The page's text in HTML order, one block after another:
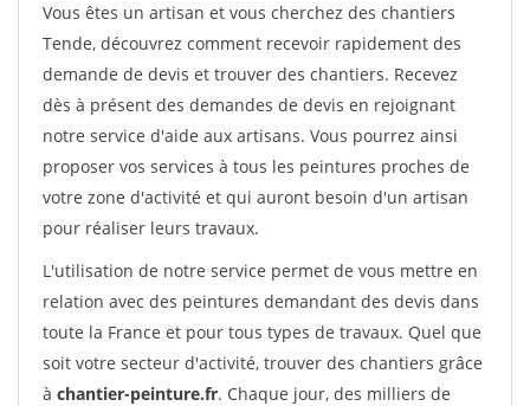
Vous êtes un artisan et vous cherchez des chantiers
Tende, découvrez comment recevoir rapidement des
demande de devis et trouver des chantiers. Recevez
dès à présent des demandes de devis en rejoignant
notre service d'aide aux artisans. Vous pourrez ainsi
proposer vos services à tous les peintures proches de
votre zone d'activité et qui auront besoin d'un artisan
pour réaliser leurs travaux.
L'utilisation de notre service permet de vous mettre en
relation avec des peintures demandant des devis dans
toute la France et pour tous types de travaux. Quel que
soit votre secteur d'activité, trouver des chantiers grâce
à chantier-peinture.fr. Chaque jour, des milliers de